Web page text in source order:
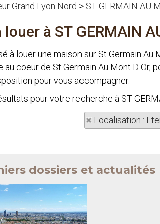
Grand Lyon Nord > ST GERMAIN AU
à ST GERMAIN
à louer une maison sur St Germain
au coeur de St Germain Au Mont D
pour vous accompagner.
pour votre recherche à ST
Localisation :
dossiers et actualités